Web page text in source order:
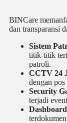
BINCare
dan transparansi
Sistem
titik-titik
patroli.
CCTV 24
dengan
Security
terjadi